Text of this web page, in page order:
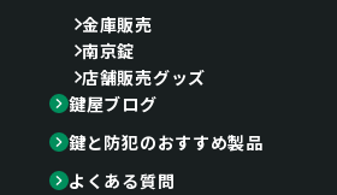
金庫販売
南京錠
店舗販売グッズ
鍵屋ブログ
鍵と防犯のおすすめ製品
よくある質問